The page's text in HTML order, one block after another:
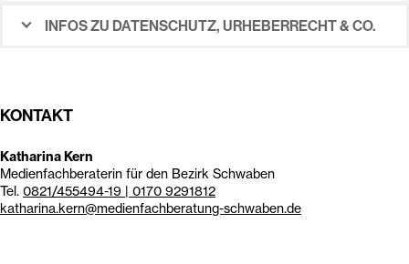
INFOS ZU DATENSCHUTZ, URHEBERRECHT & CO.
KONTAKT
Katharina Kern
Medienfachberaterin für den Bezirk Schwaben
Tel. 0821/455494-19 | 0170 9291812
katharina.kern@medienfachberatung-schwaben.de